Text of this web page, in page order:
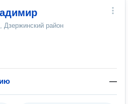
Дзержинский район
—